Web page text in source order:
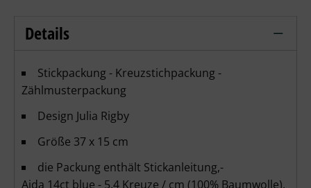
Details
Bothy Threads - Deckchair Fun –
Stickpackung - Kreuzstichpackung -
Zählmusterpackung
Design Julia Rigby
Größe 37 x 15 cm
die Packung enthält Stickanleitung,-
Aida 14ct blue - 5,4 Kreuze / cm (100% Baumwolle),